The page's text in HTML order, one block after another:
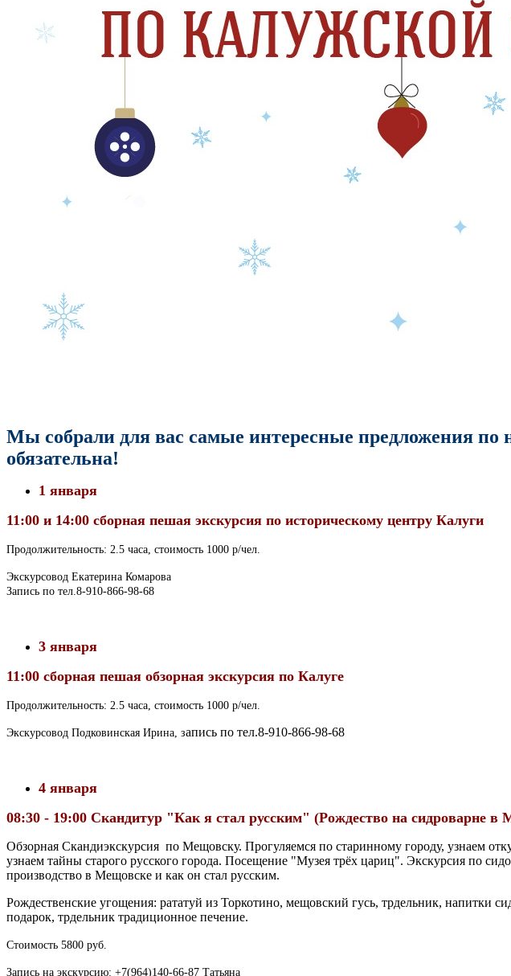
Мы собрали для вас самые интересные предложения по
обязательна!
1 января
11:00 и 14:00 сборная пешая экскурсия по историческому центру Калуги
Продолжительность: 2.5 часа, стоимость 1000 р/чел.
Экскурсовод Екатерина Комарова
Запись по тел.8-910-866-98-68
3 января
11:00 сборная пешая обзорная экскурсия по Калуге
Продолжительность: 2.5 часа, стоимость 1000 р/чел.
Экскурсовод Подковинская Ирина, запись по тел.8-910-866-98-68
4 января
08:30 - 19:00 Скандитур "Как я стал русским" (Рождество на сидроварне в
Обзорная Скандиэкскурсия по Мещовску. Прогуляемся по старинному городу, узнаем
узнаем тайны старого русского города. Посещение "Музея трёх цариц". Экскурсия по
производство в Мещовске и как он стал русским.
Рождественские угощения: рататуй из Торкотино, мещовский гусь, трдельник, напитки
подарок, трдельник традиционное печение.
Стоимость 5800 руб.
Запись на экскурсию: +7(964)140-66-87 Татьяна